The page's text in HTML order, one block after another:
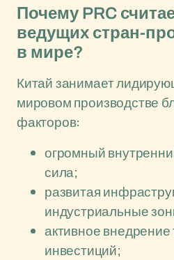
Почему PRC
ведущих стран-
в мире?
Китай занимает
мировом производстве
факторов:
огромный
сила;
развитая
индустриальные
активное внедрение
инвестиций;